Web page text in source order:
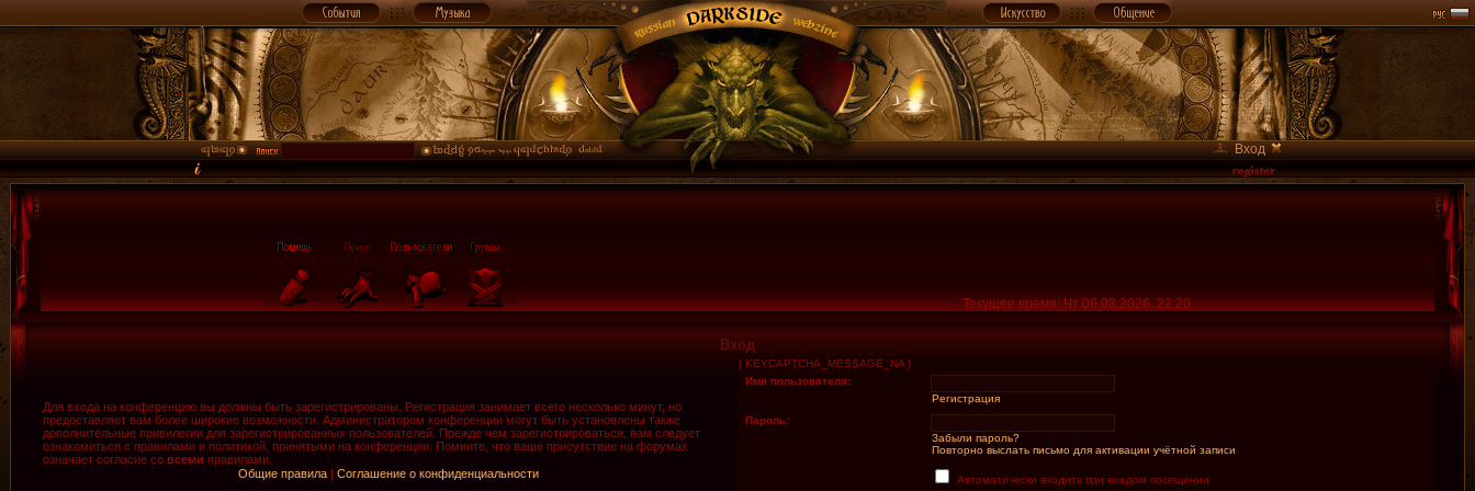
Вход
Текущее время: Чт 06.08.2026, 22:20
Вход
Для входа на конференцию вы должны быть зарегистрированы. Регистрация занимает всего несколько минут, но
предоставляет вам более широкие возможности. Администратором конференции могут быть установлены также
дополнительные привилегии для зарегистрированных пользователей. Прежде чем зарегистрироваться, вам следует
ознакомиться с правилами и политикой, принятыми на конференции. Помните, что ваше присутствие на форумах
означает согласие со всеми правилами.
Общие правила | Соглашение о конфиденциальности
{ KEYCAPTCHA_MESSAGE_NA }
Имя пользователя:
Регистрация
Пароль:
Забыли пароль?
Повторно выслать письмо для активации учётной записи
Автоматически входить при каждом посещении